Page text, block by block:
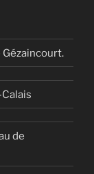
Gézaincourt.
de